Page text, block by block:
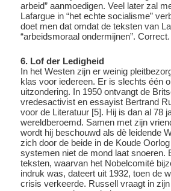
arbeid” aanmoedigen. Veel later zal
Lafargue in “het echte socialisme”
doet men dat omdat de teksten van
“arbeidsmoraal ondermijnen”. Correct.
6. Lof der Ledigheid
In het Westen zijn er weinig
klas voor iedereen. Er is slechts één
uitzondering. In 1950 ontvangt de
vredesactivist en essayist Bertrand
voor de Literatuur [5]. Hij is dan al 78
wereldberoemd. Samen met zijn
wordt hij beschouwd als dè leidende
zich door de beide in de Koude
systemen niet de mond laat snoeren.
teksten, waarvan het Nobelcomité
indruk was, dateert uit 1932, toen de
crisis verkeerde. Russell vraagt in